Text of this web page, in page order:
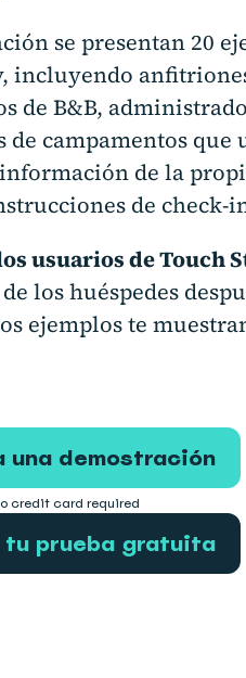
se presentan 20
incluyendo
de B&B,
de campamentos
de la
de check-
usuarios de Touch
de los huéspedes
ejemplos te
una demostración
credit card required
tu prueba gratuita